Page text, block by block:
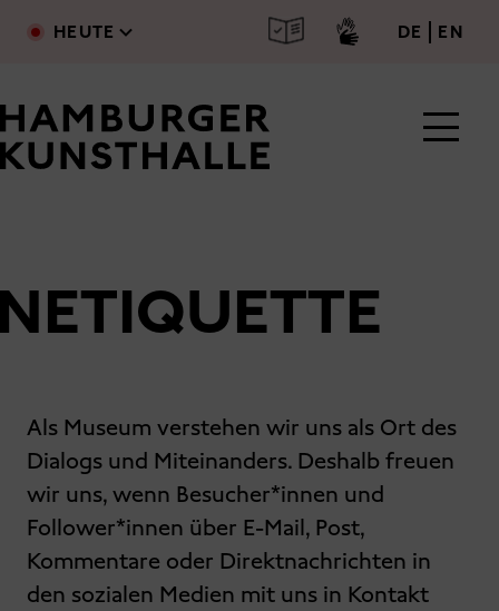
Direkt zum Inhalt
HEUTE DE deutsch
EN
Main Content
Als Museum verstehen wir uns als Ort des
Dialogs und Miteinanders. Deshalb freuen
wir uns, wenn Besucher*innen und
Follower*innen über E-Mail, Post,
Kommentare oder Direktnachrichten in
den sozialen Medien mit uns in Kontakt